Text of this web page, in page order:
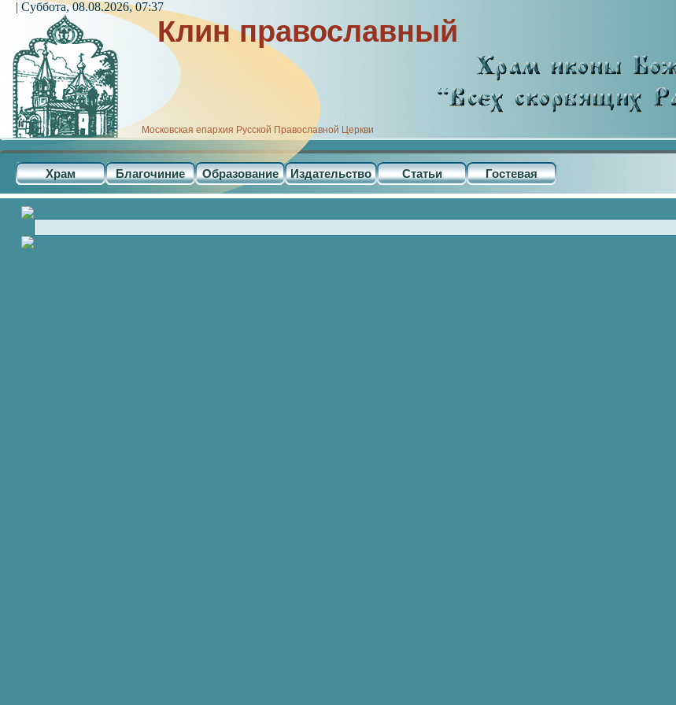
Клин православный
Московская епархия Русской Православной Церкви
Храм Благочиние Образование Издательство Статьи Гостевая
| Суббота, 08.08.2026, 07:37